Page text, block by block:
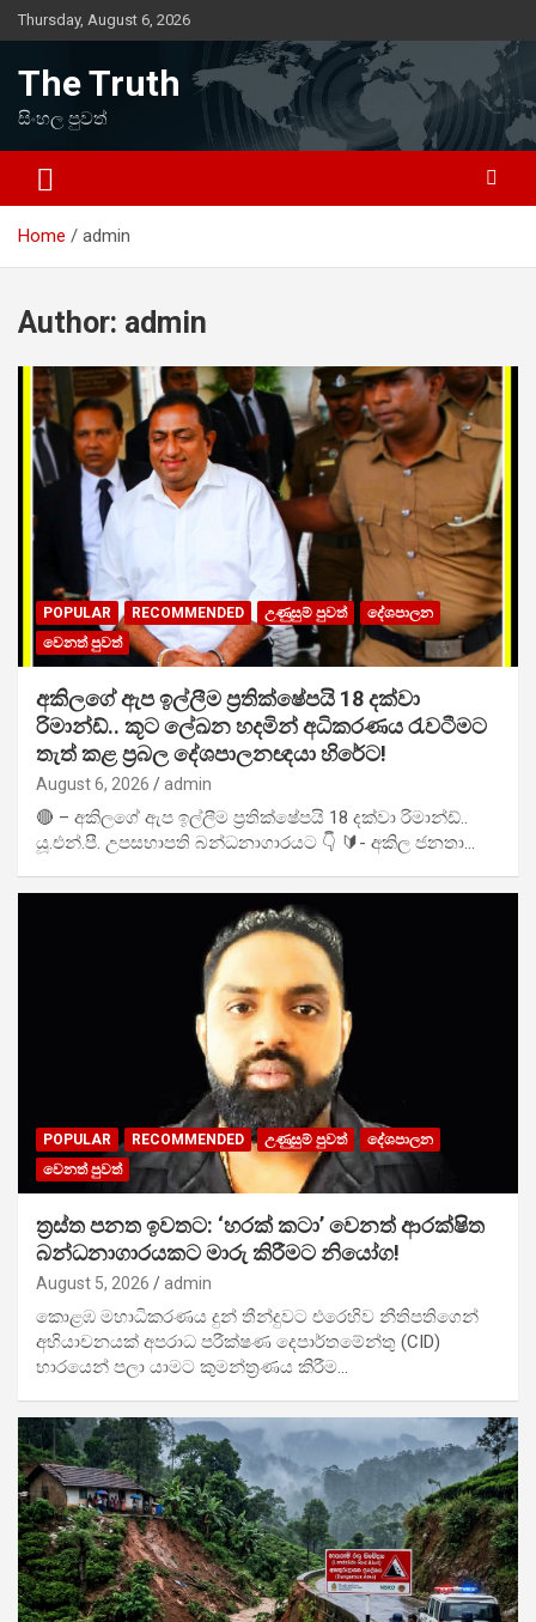
Skip
to
Thursday, August 6, 2026
The Truth
සිංහල පුවත්
Home admin
Author: admin
POPULAR RECOMMENDED උණුසුම් පුවත්
දේශපාලන
වෙනත් පුවත්
අකිලගේ ඇප ඉල්ලීම ප්‍රතික්ෂේපයි 18 දක්වා
රිමාන්ඩ්.. කූට ලේඛන හදමින් අධිකරණය රැවටීමට
තැත් කළ ප්‍රබල දේශපාලනඥයා හිරේට!
August 6, 2026 admin
🔴 – අකිලගේ ඇප ඉල්ලීම ප්‍රතික්ෂේපයි 18 දක්වා රිමාන්ඩ්..
යූ.එන්.පී. උපසභාපති බන්ධනාගාරයට 👇 🔰- අකිල ජනතා…
POPULAR RECOMMENDED උණුසුම් පුවත්
දේශපාලන
වෙනත් පුවත්
ත්‍රස්ත පනත ඉවතට: ‘හරක් කටා’ වෙනත් ආරක්ෂිත
බන්ධනාගාරයකට මාරු කිරීමට නියෝග!
August 5, 2026 admin
කොළඹ මහාධිකරණය දුන් තීන්දුවට එරෙහිව නීතිපතිගෙන්
අභියාචනයක් අපරාධ පරීක්ෂණ දෙපාර්තමේන්තු (CID)
භාරයෙන් පලා යාමට කුමන්ත්‍රණය කිරීම…